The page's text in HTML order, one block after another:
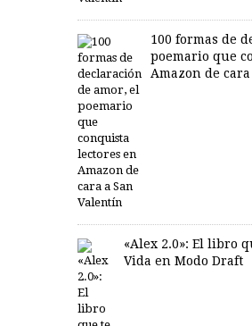
100 formas de
poemario que
Amazon de
«Alex 2.0»: El libro
Vida en Modo Draft